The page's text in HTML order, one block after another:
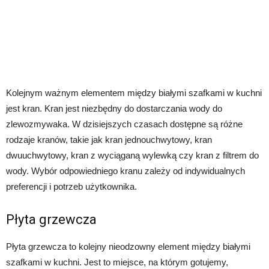
Kolejnym ważnym elementem między białymi szafkami w kuchni
jest kran. Kran jest niezbędny do dostarczania wody do
zlewozmywaka. W dzisiejszych czasach dostępne są różne
rodzaje kranów, takie jak kran jednouchwytowy, kran
dwuuchwytowy, kran z wyciąganą wylewką czy kran z filtrem do
wody. Wybór odpowiedniego kranu zależy od indywidualnych
preferencji i potrzeb użytkownika.
Płyta grzewcza
Płyta grzewcza to kolejny nieodzowny element między białymi
szafkami w kuchni. Jest to miejsce, na którym gotujemy,